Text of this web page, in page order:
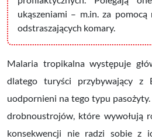
ukąszeniami – m.in.za pomocą
odstraszających komary.
Malaria tropikalna występuje
dlatego turyści przybywający
uodpornieni na tego typu
drobnoustrojów, które wywołują
konsekwencji nie radzi sobie z